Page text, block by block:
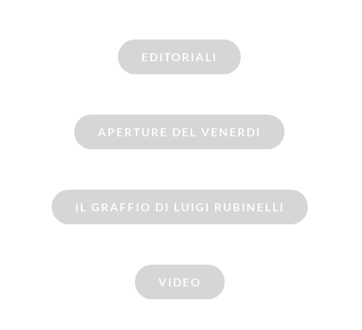
EDITORIALI
APERTURE DEL VENERDI
IL GRAFFIO DI LUIGI RUBINELLI
VIDEO